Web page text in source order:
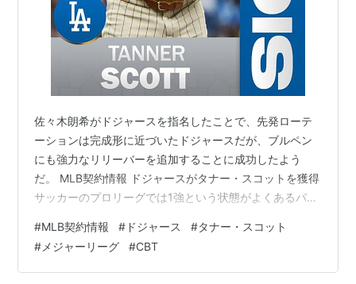
佐々木朗希がドジャースを指名したことで、先発ローテ
ーションは完成形に近づいたドジャースだが、ブルペン
にも強力なリリーバーを追加することに成功したよう
だ。 MLB契約情報 ドジャースがタナー・スコットを獲得
サッカーのプロリーグでは1強という状態がよくあるパタ
ルの高い選手が集まり、ひょっとしたら1強体制が固まり
つつあるのではないだろうか。 現地19日、ドジャースは
2024年に75試合に登板し、防御率1.75を記録したオール
#MLB契約情報 # ドジャース #タナー・スコット
# メジャーリーグ #CBT